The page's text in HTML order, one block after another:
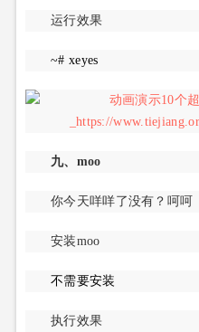
运行效果
~# xeyes
九、moo
你今天咩咩了没有？呵呵
安装moo
不需要安装
执行效果